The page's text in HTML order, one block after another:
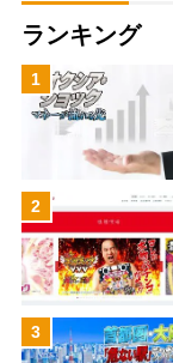
ランキング
1
2
3